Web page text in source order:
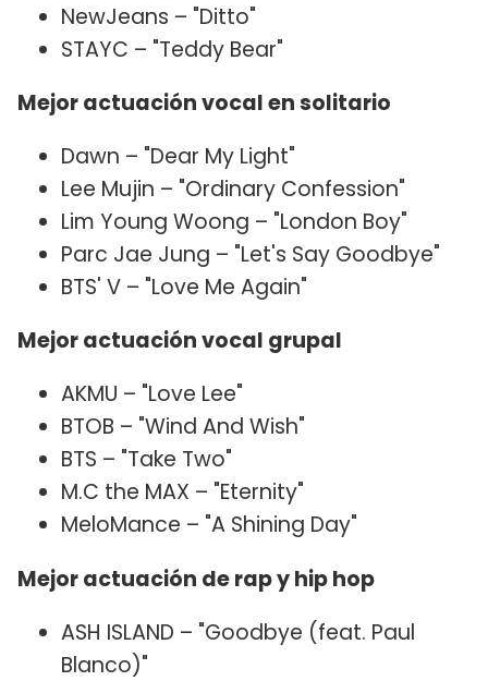
NewJeans – "Ditto"
STAYC – "Teddy Bear"
Mejor actuación vocal en solitario
Dawn – "Dear My Light"
Lee Mujin – "Ordinary Confession"
Lim Young Woong – "London Boy"
Parc Jae Jung – "Let's Say Goodbye"
BTS' V – "Love Me Again"
Mejor actuación vocal grupal
AKMU – "Love Lee"
BTOB – "Wind And Wish"
BTS – "Take Two"
M.C the MAX – "Eternity"
MeloMance – "A Shining Day"
Mejor actuación de rap y hip hop
ASH ISLAND – "Goodbye (feat. Paul
Blanco)"